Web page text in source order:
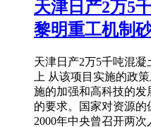
天津日产2万5
黎明重工机制
天津日产2万5千吨混
上 从该项目实施的政
施的加强和高科技的发
的要求。国家对资源的
2000年中央曾召开两次